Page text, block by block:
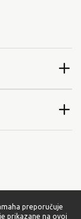
preporučuje
prikazane na ovoj